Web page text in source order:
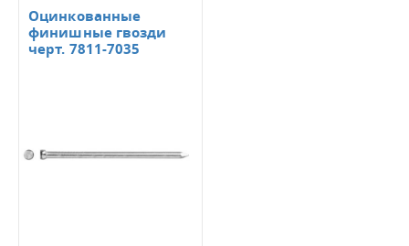
Оцинкованные
финишные гвозди
черт. 7811-7035